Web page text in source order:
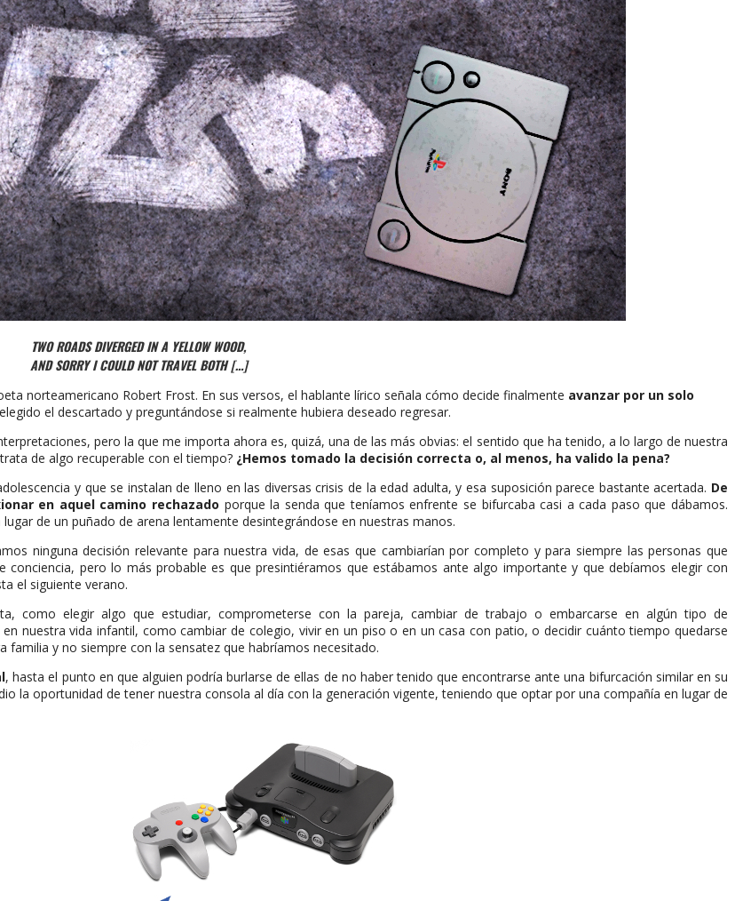
TWO ROADS DIVERGED IN A YELLOW WOOD,
AND SORRY I COULD NOT TRAVEL BOTH […]
norteamericano Robert Frost. En sus versos, el hablante lírico señala cómo decide finalmente avanzar por un solo
el descartado y preguntándose si realmente hubiera deseado regresar.
pero la que me importa ahora es, quizá, una de las más obvias: el sentido que ha tenido, a lo largo de nuestra
de algo recuperable con el tiempo? ¿Hemos tomado la decisión correcta o, al menos, ha valido la pena?
y que se instalan de lleno en las diversas crisis de la edad adulta, y esa suposición parece bastante acertada. De
en aquel camino rechazado porque la senda que teníamos enfrente se bifurcaba casi a cada paso que dábamos.
de un puñado de arena lentamente desintegrándose en nuestras manos.
ninguna decisión relevante para nuestra vida, de esas que cambiarían por completo y para siempre las personas que
pero lo más probable es que presintiéramos que estábamos ante algo importante y que debíamos elegir con
el siguiente verano.
como elegir algo que estudiar, comprometerse con la pareja, cambiar de trabajo o embarcarse en algún tipo de
nuestra vida infantil, como cambiar de colegio, vivir en un piso o en un casa con patio, o decidir cuánto tiempo quedarse
y no siempre con la sensatez que habríamos necesitado.
, hasta el punto en que alguien podría burlarse de ellas de no haber tenido que encontrarse ante una bifurcación similar en su
la oportunidad de tener nuestra consola al día con la generación vigente, teniendo que optar por una compañía en lugar de